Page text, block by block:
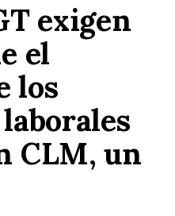
exigen
el
los
CLM, un